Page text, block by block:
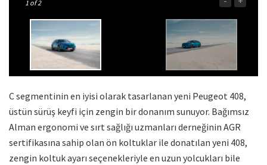
1 of 2
C segmentinin en iyisi olarak tasarlanan yeni Peugeot 408,
üstün sürüş keyfi için zengin bir donanım sunuyor. Bağımsız
Alman ergonomi ve sırt sağlığı uzmanları derneğinin AGR
sertifikasına sahip olan ön koltuklar ile donatılan yeni 408,
zengin koltuk ayarı seçenekleriyle en uzun yolcukları bile